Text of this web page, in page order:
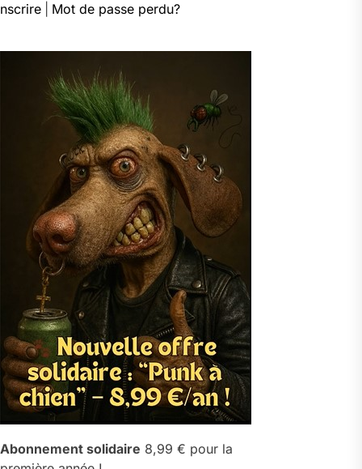
Mot de passe perdu?
Abonnement solidaire 8,99 € pour la